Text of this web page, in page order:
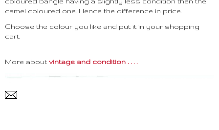
camel coloured one. Hence the difference in price.
Choose the colour you like and put it in your shopping
cart.
More about vintage and condition . . . .